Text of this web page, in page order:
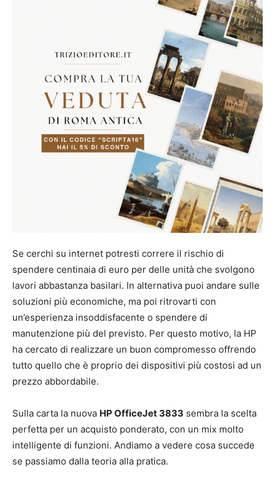
Se cerchi su internet potresti correre il rischio di
spendere centinaia di euro per delle unità che svolgono
lavori abbastanza basilari. In alternativa puoi andare sulle
soluzioni più economiche, ma poi ritrovarti con
un’esperienza insoddisfacente o spendere di
manutenzione più del previsto. Per questo motivo, la HP
ha cercato di realizzare un buon compromesso offrendo
tutto quello che è proprio dei dispositivi più costosi ad un
prezzo abbordabile.
Sulla carta la nuova HP OfficeJet 3833 sembra la scelta
perfetta per un acquisto ponderato, con un mix molto
intelligente di funzioni. Andiamo a vedere cosa succede
se passiamo dalla teoria alla pratica.